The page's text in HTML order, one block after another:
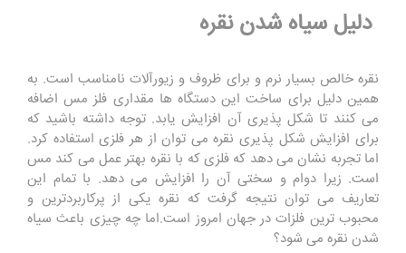
دلیل سیاه شدن نقره
نقره خالص بسیار نرم و برای ظروف و زیورآلات نامناسب است. به
همین دلیل برای ساخت این دستگاه ها مقداری فلز مس اضافه
می کنند تا شکل پذیری آن افزایش یابد. توجه داشته باشید که
برای افزایش شکل پذیری نقره می توان از هر فلزی استفاده کرد.
اما تجربه نشان می دهد که فلزی که با نقره بهتر عمل می کند مس
است. زیرا دوام و سختی آن را افزایش می دهد. با تمام این
تعاریف می توان نتیجه گرفت که نقره یکی از پرکاربردترین و
محبوب ترین فلزات در جهان امروز است.اما چه چیزی باعث سیاه
شدن نقره می شود؟